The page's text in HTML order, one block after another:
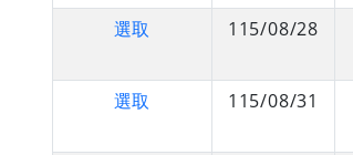
選取
115/08/28
選取
115/08/31